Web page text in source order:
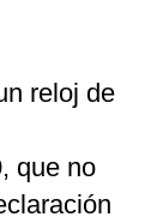
reloj de
que no